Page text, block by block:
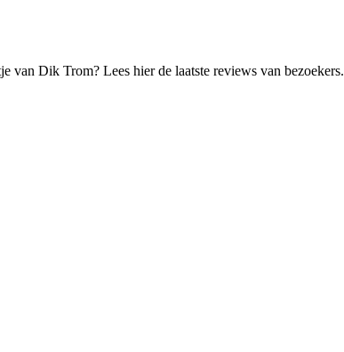
van Dik Trom? Lees hier de laatste reviews van bezoekers.